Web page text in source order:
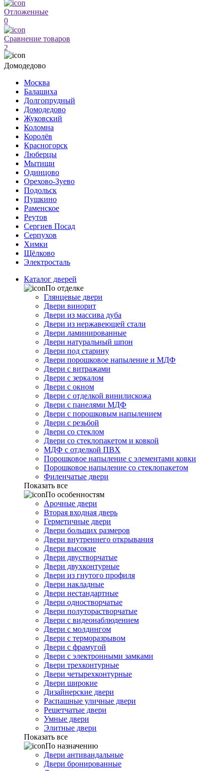
Отложенные
0
Сравнение товаров
2
Домодедово
Москва
Балашиха
Долгопрудный
Домодедово
Жуковский
Коломна
Королёв
Красногорск
Люберцы
Мытищи
Одинцово
Орехово-Зуево
Подольск
Пушкино
Раменское
Реутов
Сергиев Посад
Серпухов
Химки
Щёлково
Электросталь
Каталог дверей
По отделке
Глянцевые двери
Двери винорит
Двери из массива дуба
Двери из нержавеющей стали
Двери ламинированные
Двери натуральный шпон
Двери под старину
Двери порошковое напыление и МДФ
Двери с витражами
Двери с зеркалом
Двери с окном
Двери с отделкой винилискожа
Двери с панелями МДФ
Двери с порошковым напылением
Двери с резьбой
Двери со стеклом
Двери со стеклопакетом и ковкой
МДФ с отделкой ПВХ
Порошковое напыление с элементами ковки
Порошковое напыление со стеклопакетом
Филенчатые двери
Показать все
По особенностям
Арочные двери
Вторая входная дверь
Герметичные двери
Двери больших размеров
Двери внутреннего открывания
Двери высокие
Двери двустворчатые
Двери двухконтурные
Двери из гнутого профиля
Двери накладные
Двери нестандартные
Двери одностворчатые
Двери полуторастворчатые
Двери с видеонаблюдением
Двери с молдингом
Двери с терморазрывом
Двери с фрамугой
Двери с электронными замками
Двери трехконтурные
Двери четырехконтурные
Двери широкие
Дизайнерские двери
Распашные уличные двери
Решетчатые двери
Умные двери
Элитные двери
Показать все
По назначению
Двери антивандальные
Двери бронированные